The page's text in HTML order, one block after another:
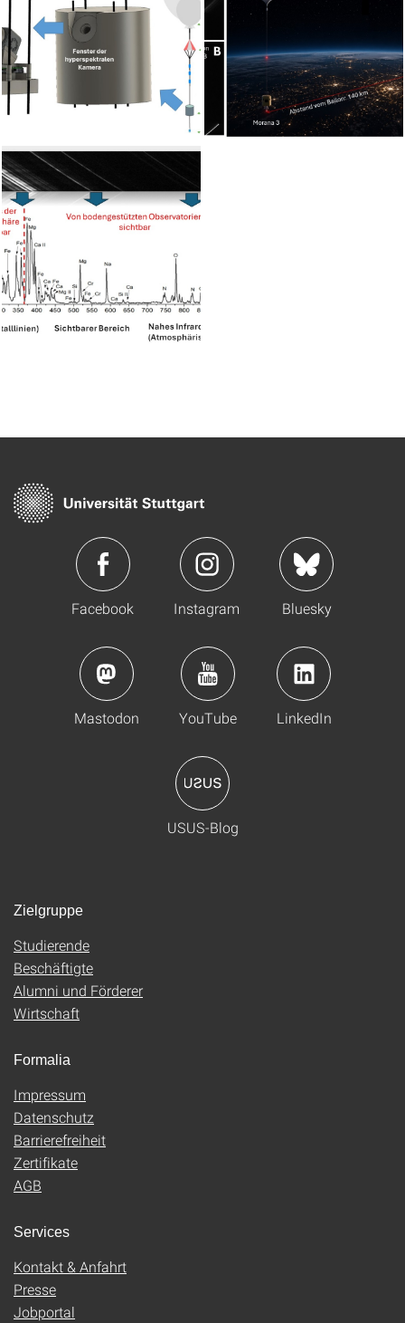
Facebook Instagram Bluesky
Mastodon YouTube LinkedIn
USUS-Blog
Zielgruppe
Studierende
Beschäftigte
Alumni und Förderer
Wirtschaft
Formalia
Impressum
Datenschutz
Barrierefreiheit
Zertifikate
AGB
Services
Kontakt & Anfahrt
Presse
Jobportal